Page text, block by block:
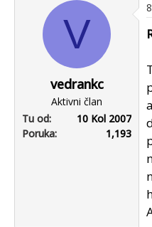
V
vedrankc
Aktivni član
Tu od
10 Kol 2007
Poruka
1,193